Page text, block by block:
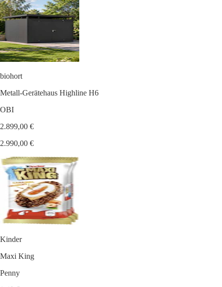
biohort
Metall-Gerätehaus Highline H6
OBI
2.899,00 €
2.990,00 €
Kinder
Maxi King
Penny